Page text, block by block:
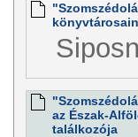
az Észak-
találkozója